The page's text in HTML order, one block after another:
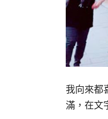
我向來都
滿，在文